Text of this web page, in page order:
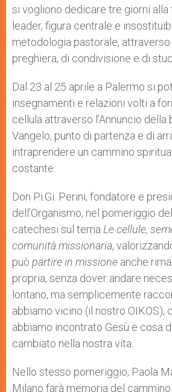
si vogliono dedicare tre giorni alla
leader, figura centrale e
metodologia pastorale,
preghiera, di condivisione e di
Dal 23 al 25 aprile a Palermo si
insegnamenti e relazioni volti a
cellula attraverso l’Annuncio della
Vangelo, punto di partenza e di
intraprendere un cammino
costante.
Don Pi.Gi. Perini, fondatore e
dell’Organismo, nel pomeriggio
catechesi sul tema Le cellule,
comunità missionaria,
può partire in missione anche
propria, senza dover andare
lontano, ma semplicemente
abbiamo vicino (il nostro OIKOS),
abbiamo incontrato Gesù e cosa
cambiato nella nostra vita.
Nello stesso pomeriggio, Paola
Milano farà memoria del